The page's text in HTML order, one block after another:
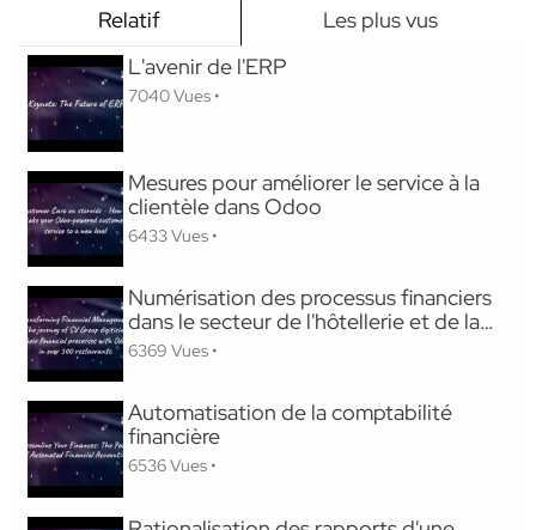
Relatif
Les plus vus
L'avenir de l'ERP
7040 Vues •
Mesures pour améliorer le service à la
clientèle dans Odoo
6433 Vues •
Numérisation des processus financiers
dans le secteur de l'hôtellerie et de la
restauration
6369 Vues •
Automatisation de la comptabilité
financière
6536 Vues •